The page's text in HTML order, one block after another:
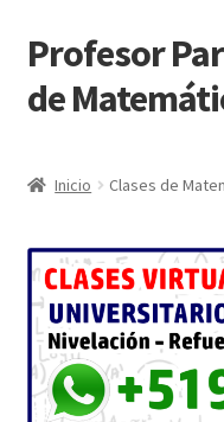
Ir
a
la
Ir
al
contenido
Profesor
de
Inicio Clases de